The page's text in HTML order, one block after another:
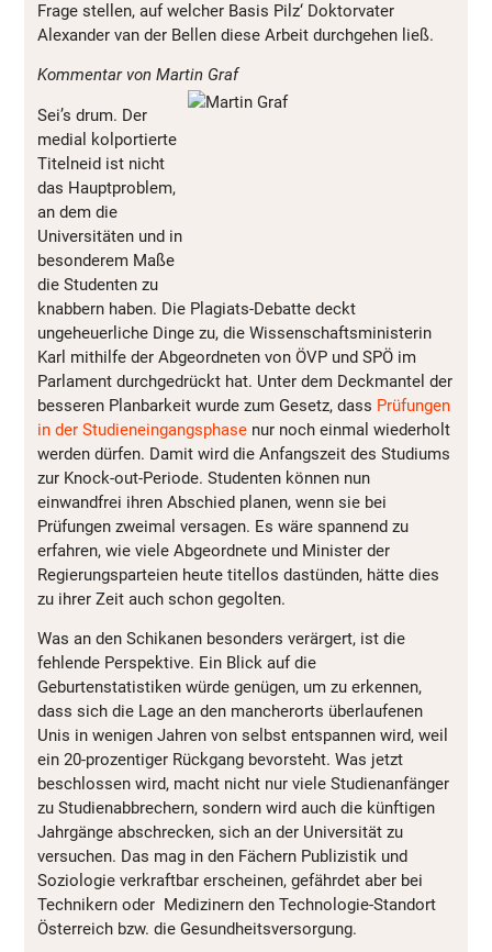
Frage stellen, auf welcher Basis Pilz‘ Doktorvater
Alexander van der Bellen diese Arbeit durchgehen ließ.
Kommentar von Martin Graf
Sei’s drum. Der
medial kolportierte
Titelneid ist nicht
das Hauptproblem,
an dem die
Universitäten und in
besonderem Maße
die Studenten zu
knabbern haben. Die Plagiats-Debatte deckt
ungeheuerliche Dinge zu, die Wissenschaftsministerin
Karl mithilfe der Abgeordneten von ÖVP und SPÖ im
Parlament durchgedrückt hat. Unter dem Deckmantel der
besseren Planbarkeit wurde zum Gesetz, dass Prüfungen
in der Studieneingangsphase nur noch einmal wiederholt
werden dürfen. Damit wird die Anfangszeit des Studiums
zur Knock-out-Periode. Studenten können nun
einwandfrei ihren Abschied planen, wenn sie bei
Prüfungen zweimal versagen. Es wäre spannend zu
erfahren, wie viele Abgeordnete und Minister der
Regierungsparteien heute titellos dastünden, hätte dies
zu ihrer Zeit auch schon gegolten.
Was an den Schikanen besonders verärgert, ist die
fehlende Perspektive. Ein Blick auf die
Geburtenstatistiken würde genügen, um zu erkennen,
dass sich die Lage an den mancherorts überlaufenen
Unis in wenigen Jahren von selbst entspannen wird, weil
ein 20-prozentiger Rückgang bevorsteht. Was jetzt
beschlossen wird, macht nicht nur viele Studienanfänger
zu Studienabbrechern, sondern wird auch die künftigen
Jahrgänge abschrecken, sich an der Universität zu
versuchen. Das mag in den Fächern Publizistik und
Soziologie verkraftbar erscheinen, gefährdet aber bei
Technikern oder Medizinern den Technologie-Standort
Österreich bzw. die Gesundheitsversorgung.